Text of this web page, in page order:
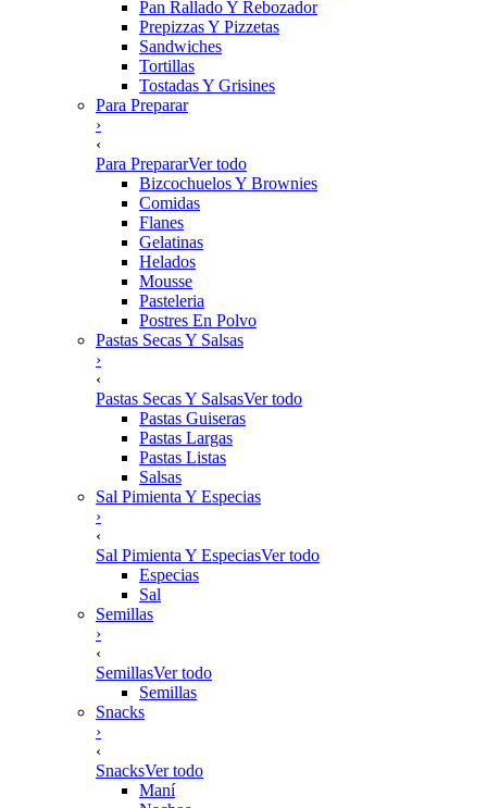
Pan Rallado Y Rebozador
Prepizzas Y Pizzetas
Sandwiches
Tortillas
Tostadas Y Grisines
Para Preparar
›
‹
Para PrepararVer todo
Bizcochuelos Y Brownies
Comidas
Flanes
Gelatinas
Helados
Mousse
Pasteleria
Postres En Polvo
Pastas Secas Y Salsas
›
‹
Pastas Secas Y SalsasVer todo
Pastas Guiseras
Pastas Largas
Pastas Listas
Salsas
Sal Pimienta Y Especias
›
‹
Sal Pimienta Y EspeciasVer todo
Especias
Sal
Semillas
›
‹
SemillasVer todo
Semillas
Snacks
›
‹
SnacksVer todo
Maní